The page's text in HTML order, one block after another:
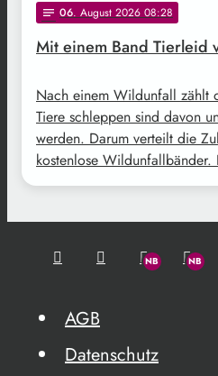
notes 06. August 2026 08:28
Mit einem Band Tierleid
Nach einem Wildunfall zählt
Tiere schleppen sind davon
werden. Darum verteilt die
kostenlose
AGB
Datenschutz